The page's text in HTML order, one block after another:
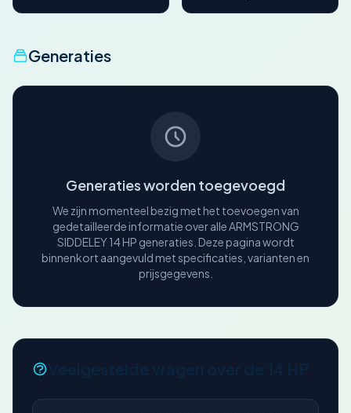
Generaties
Generaties worden toegevoegd
We zijn momenteel bezig met het toevoegen van
gedetailleerde informatie over alle ARMSTRONG
SIDDELEY 14 HP generaties. Deze pagina wordt
binnenkort aangevuld met specificaties, varianten en
prijsgegevens.